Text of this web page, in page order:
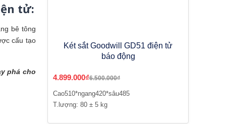
tử:
bê tông
cấu tạo
phá cho
Két sắt Goodwill GD51 điện tử
báo động
4.899.000₫6.500.000₫
Cao510*ngang420*sâu485
T.lượng: 80 ± 5 kg